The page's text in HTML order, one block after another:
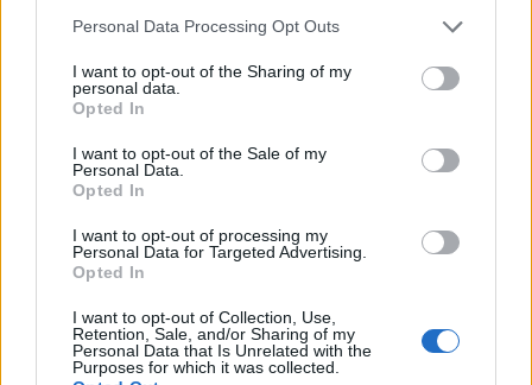
Personal Data Processing Opt Outs
I want to opt-out of the Sharing of my
personal data.
Opted In
I want to opt-out of the Sale of my
Personal Data.
Opted In
I want to opt-out of processing my
Personal Data for Targeted Advertising.
Opted In
I want to opt-out of Collection, Use,
Retention, Sale, and/or Sharing of my
Personal Data that Is Unrelated with the
Purposes for which it was collected.
proteggerlo dai raggi diretti del sole. Il
rumore prodotto, pari a 50 decibel, è
tollerabile e non crea alcun fastidio neanche
in caso di utilizzo in ambienti interni.
Diversamente da altri sistemi di accumulo
simili, l'EP600 non necessita di montaggio a
parete, in quanto è sufficiente collegare i
cavi per iniziare subito ad accumulare
energia e utilizzarla per alimentare i propri
apparecchi elettronici.
Da quando si potrà acquistare l'ESS di
Bluetti